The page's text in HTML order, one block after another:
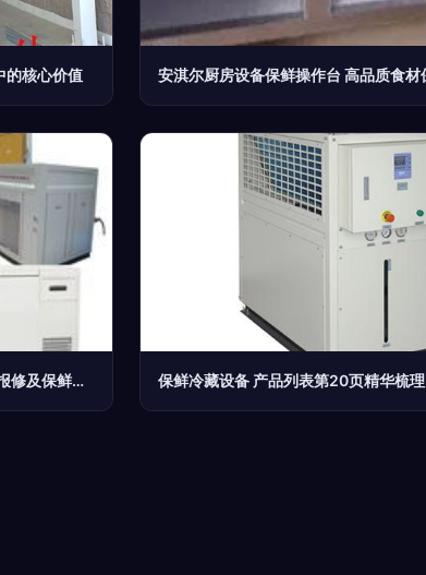
的核心价值
上海捷盛超低温冰柜冷柜不制冷 24小时报修及保鲜冷藏设备排查指南 保鲜冷藏设备 产品列表第20页精华梳理